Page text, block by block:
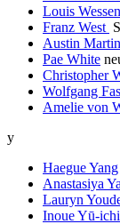
Louis
Franz West
Austin
Pae White
Christopher
Wolfgang
Amelie von
y
Haegue Yang
Anastasiya
Lauryn
Inoue Yū-ichi